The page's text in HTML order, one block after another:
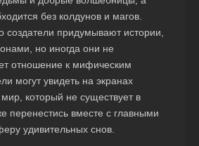
без колдунов и магов.
создатели придумывают истории,
но иногда они не
отношение к мифическим
могут увидеть на экранах
который не существует в
перенестись вместе с главными
удивительных снов.